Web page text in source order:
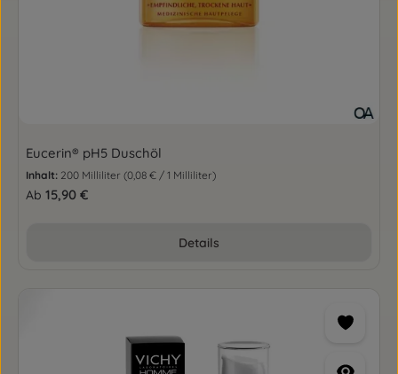
Eucerin® pH5 Duschöl
Inhalt: 200 Milliliter (0,08 € / 1 Milliliter)
Regulärer Preis:
Ab 15,90 €
Details